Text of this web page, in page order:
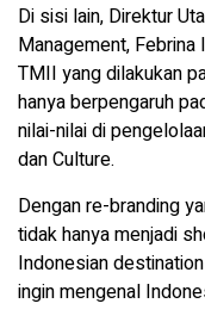
Di sisi lain, Direktur
Management, Febrina
TMII yang dilakukan
hanya berpengaruh
nilai-nilai di
dan Culture.
Dengan re-branding
tidak hanya menjadi
Indonesian
ingin mengenal